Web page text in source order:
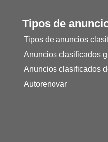
Tipos de
Tipos de anuncios
Anuncios clasificados
Anuncios clasificados
Autorenovar